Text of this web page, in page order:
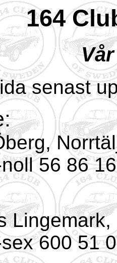
164
senast
56 86
Lingemark,
600 51